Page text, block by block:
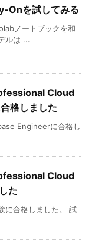
Onを試してみる
ノートブックを和
ルは ...
Cloud
格しました
Engineerに合格し
Cloud
た
に合格しました。 試